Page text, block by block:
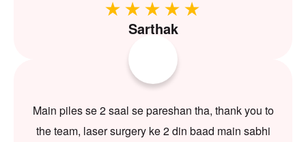
Sarthak
Main piles se 2 saal se pareshan tha, thank you to
the team, laser surgery ke 2 din baad main sabhi